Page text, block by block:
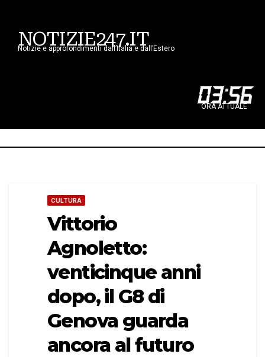
NOTIZIE247.IT
Notizie e approfondimenti dall’Italia e dall’Estero
03:56
ORA ATTUALE
CULTURA
Vittorio
Agnoletto:
venticinque anni
dopo, il G8 di
Genova guarda
ancora al futuro